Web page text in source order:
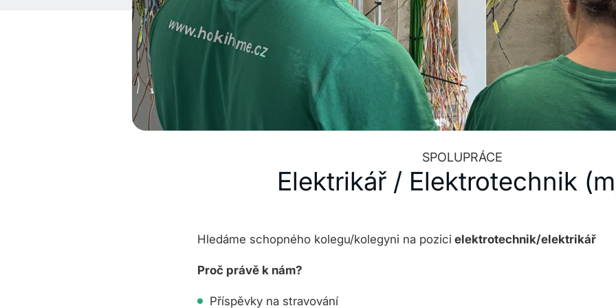
SPOLUPRÁCE
Elektrikář / Elektrotechnik
Hledáme schopného kolegu/kolegyni na pozici elektrotechnik/elektrikář
Proč právě k nám?
Příspěvky na stravování